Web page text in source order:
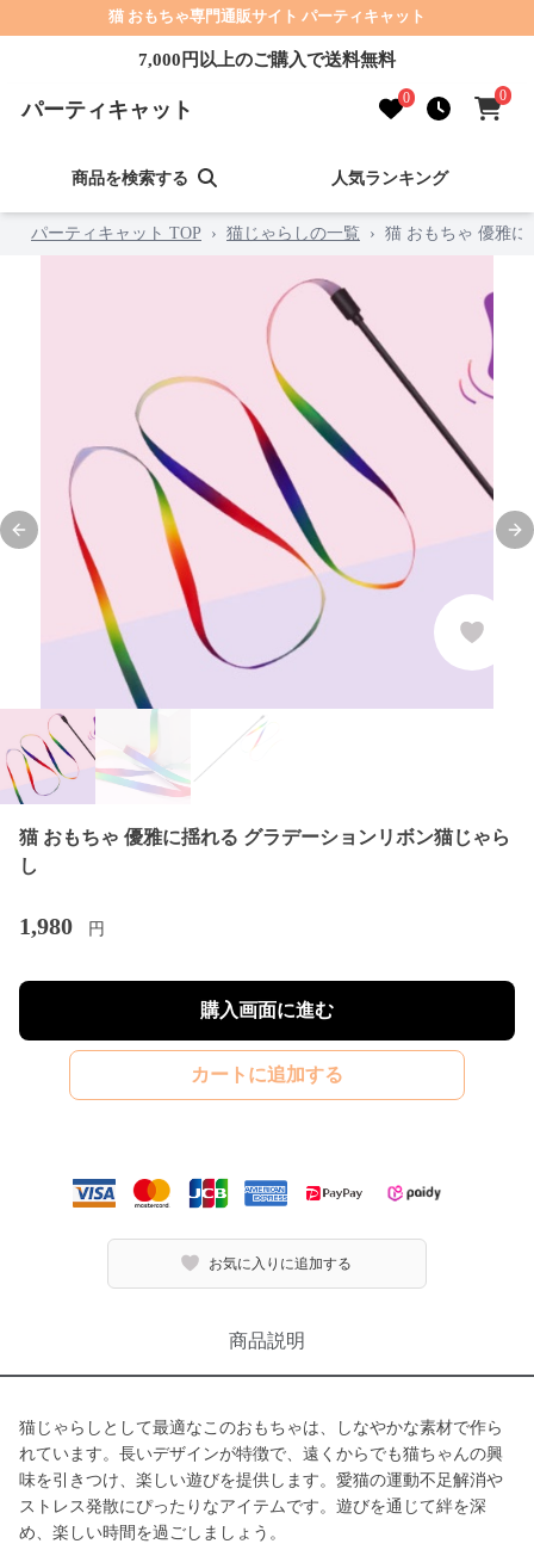
猫 おもちゃ専門通販サイト パーティキャット
7,000円以上のご購入で送料無料
パーティキャット 0 0
商品を検索する 人気ランキング
パーティキャット TOP › 猫じゃらしの一覧 › 猫 おもちゃ 優雅に
Previous slide
猫 おもちゃ 優雅に揺れる グラデーションリボン猫じゃら
し
1,980 円
購入画面に進む
カートに追加する
お気に入りに追加する
商品説明
猫じゃらしとして最適なこのおもちゃは、しなやかな素材で作ら
れています。長いデザインが特徴で、遠くからでも猫ちゃんの興
味を引きつけ、楽しい遊びを提供します。愛猫の運動不足解消や
ストレス発散にぴったりなアイテムです。遊びを通じて絆を深
め、楽しい時間を過ごしましょう。